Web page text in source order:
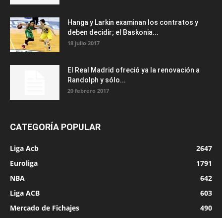
Hanga y Larkin examinan los contratos y
deben decidir; el Baskonia...
18 julio 2017
El Real Madrid ofreció ya la renovación a
Randolph y sólo...
20 febrero 2017
CATEGORÍA POPULAR
Liga Acb
2647
Euroliga
1791
NBA
642
Liga ACB
603
Mercado de Fichajes
490